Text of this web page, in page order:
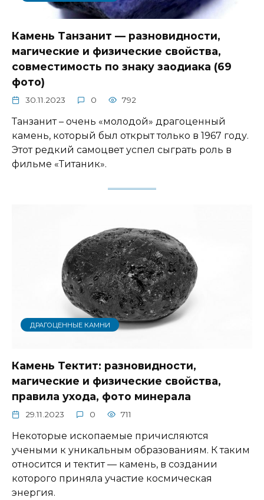
Камень Танзанит — разновидности,
магические и физические свойства,
совместимость по знаку заодиака (69
фото)
30.11.2023 0 792
Танзанит – очень «молодой» драгоценный
камень, который был открыт только в 1967 году.
Этот редкий самоцвет успел сыграть роль в
фильме «Титаник».
ДРАГОЦЕННЫЕ КАМНИ
Камень Тектит: разновидности,
магические и физические свойства,
правила ухода, фото минерала
29.11.2023 0 711
Некоторые ископаемые причисляются
учеными к уникальным образованиям. К таким
относится и тектит — камень, в создании
которого приняла участие космическая
энергия.